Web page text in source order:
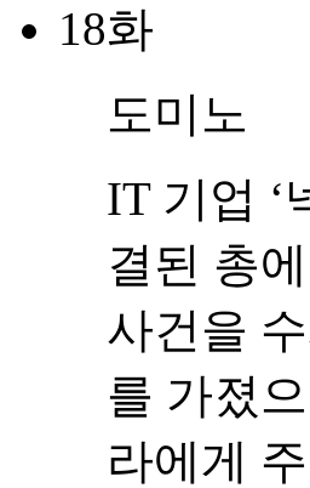
18화
도미노
IT 기업 ‘
결된 총
사건을
를 가졌
라에게